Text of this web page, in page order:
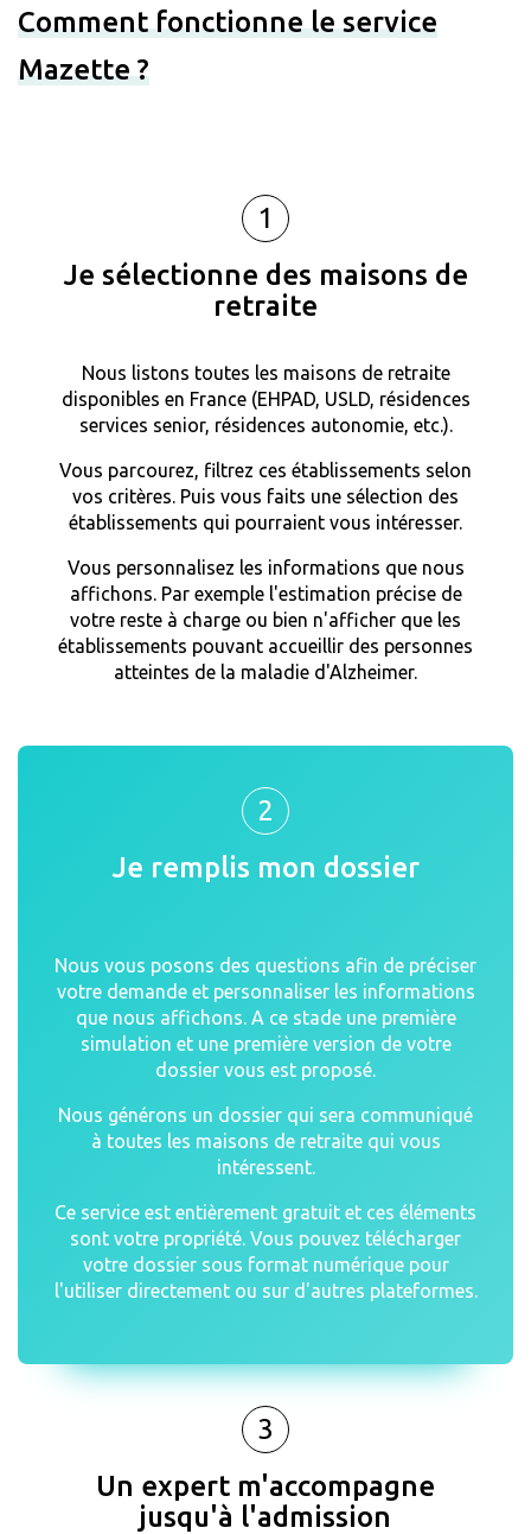
Comment fonctionne le service
Mazette ?
1
Je sélectionne des maisons de
retraite
Nous listons toutes les maisons de retraite
disponibles en France (EHPAD, USLD, résidences
services senior, résidences autonomie, etc.).
Vous parcourez, filtrez ces établissements selon
vos critères. Puis vous faits une sélection des
établissements qui pourraient vous intéresser.
Vous personnalisez les informations que nous
affichons. Par exemple l'estimation précise de
votre reste à charge ou bien n'afficher que les
établissements pouvant accueillir des personnes
atteintes de la maladie d'Alzheimer.
2
Je remplis mon dossier
Nous vous posons des questions afin de préciser
votre demande et personnaliser les informations
que nous affichons. A ce stade une première
simulation et une première version de votre
dossier vous est proposé.
Nous générons un dossier qui sera communiqué
à toutes les maisons de retraite qui vous
intéressent.
Ce service est entièrement gratuit et ces éléments
sont votre propriété. Vous pouvez télécharger
votre dossier sous format numérique pour
l'utiliser directement ou sur d'autres plateformes.
3
Un expert m'accompagne
jusqu'à l'admission